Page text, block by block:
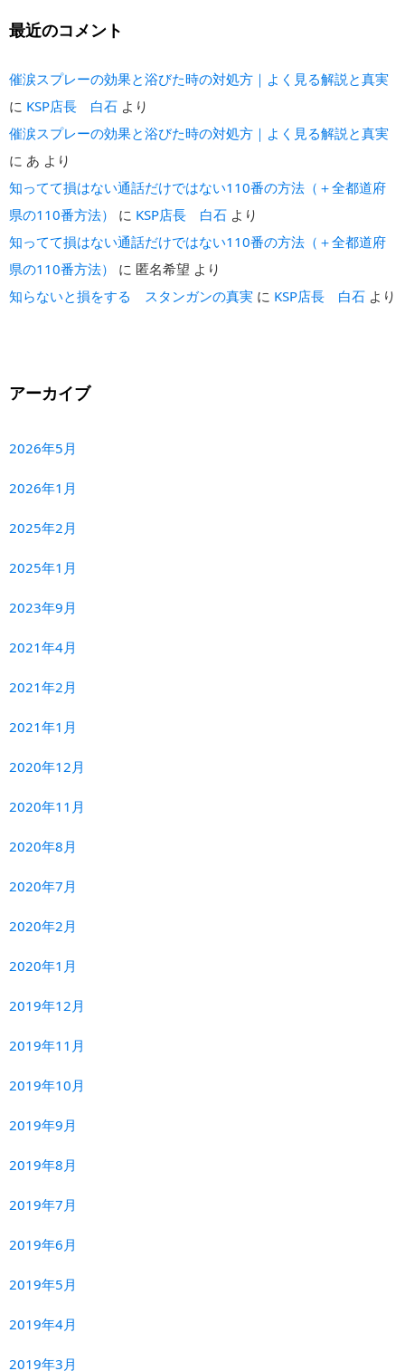
最近のコメント
催涙スプレーの効果と浴びた時の対処方｜よく見る解説と真実
に KSP店長 白石 より
催涙スプレーの効果と浴びた時の対処方｜よく見る解説と真実
に あ より
知ってて損はない通話だけではない110番の方法（＋全都道府
県の110番方法）
に KSP店長 白石 より
知ってて損はない通話だけではない110番の方法（＋全都道府
県の110番方法）
に 匿名希望 より
知らないと損をする スタンガンの真実 に KSP店長 白石 より
アーカイブ
2026年5月
2026年1月
2025年2月
2025年1月
2023年9月
2021年4月
2021年2月
2021年1月
2020年12月
2020年11月
2020年8月
2020年7月
2020年2月
2020年1月
2019年12月
2019年11月
2019年10月
2019年9月
2019年8月
2019年7月
2019年6月
2019年5月
2019年4月
2019年3月